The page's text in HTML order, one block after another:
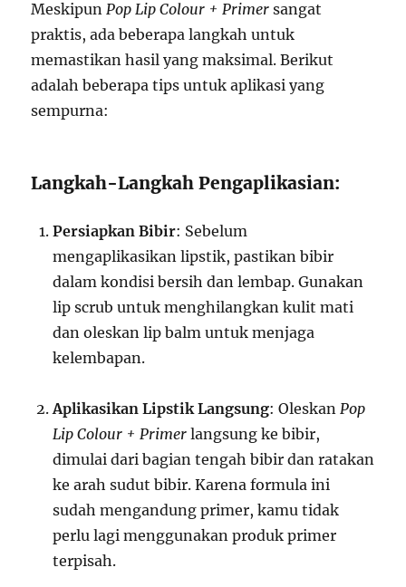
MeskipunPop Lip Colour + Primer sangat
praktis, ada beberapa langkah untuk
memastikan hasil yang maksimal. Berikut
adalah beberapa tips untuk aplikasi yang
sempurna:
Langkah-Langkah Pengaplikasian:
Persiapkan Bibir: Sebelum
mengaplikasikan lipstik, pastikan bibir
dalam kondisi bersih dan lembap. Gunakan
lip scrub untuk menghilangkan kulit mati
dan oleskan lip balm untuk menjaga
kelembapan.
Aplikasikan Lipstik Langsung: OleskanPop
Lip Colour + Primer langsung ke bibir,
dimulai dari bagian tengah bibir dan ratakan
ke arah sudut bibir. Karena formula ini
sudah mengandung primer, kamu tidak
perlu lagi menggunakan produk primer
terpisah.